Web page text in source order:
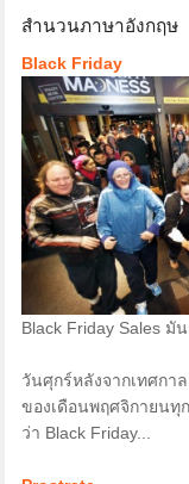
สำนวนภาษาอังกฤษ
Black Friday
Black Friday Sales มั
วันศุกร์หลังจากเทศกา
ของเดือนพฤศจิกายนทุ
ว่า Black Friday...